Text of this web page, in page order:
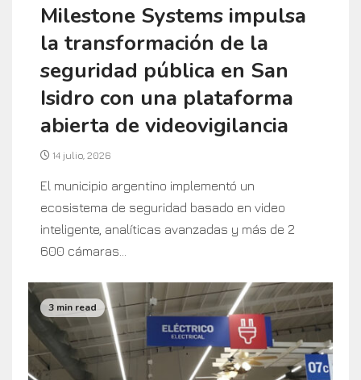
Milestone Systems impulsa
la transformación de la
seguridad pública en San
Isidro con una plataforma
abierta de videovigilancia
14 julio, 2026
El municipio argentino implementó un
ecosistema de seguridad basado en video
inteligente, analíticas avanzadas y más de 2
600 cámaras...
3 min read